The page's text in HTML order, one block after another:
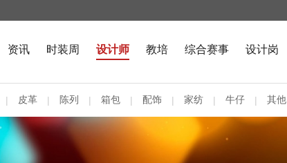
资讯 时装周 设计师 教培 综合赛事 设计岗
| 皮革 | 陈列 | 箱包 | 配饰 | 家纺 | 牛仔 | 其他